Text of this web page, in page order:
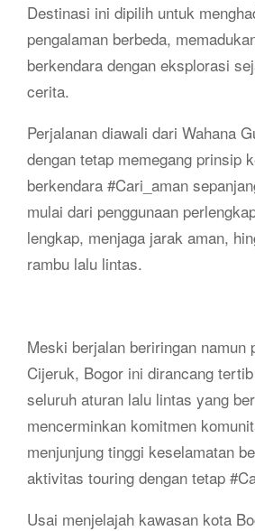
Destinasi ini dipilih untuk
pengalaman berbeda,
berkendara dengan eksplorasi
cerita.
Perjalanan diawali dari Wahana
dengan tetap memegang prinsip
berkendara #Cari_aman
mulai dari penggunaan
lengkap, menjaga jarak aman,
rambu lalu lintas.
Meski berjalan beriringan namun
Cijeruk, Bogor ini dirancang
seluruh aturan lalu lintas yang
mencerminkan komitmen
menjunjung tinggi keselamatan
aktivitas touring dengan tetap
Usai menjelajah kawasan kota